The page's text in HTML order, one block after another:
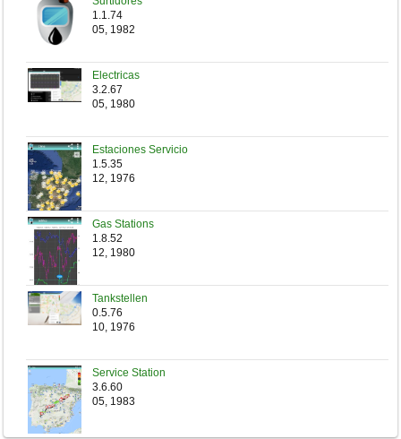
1.1.74
05, 1982
Electricas
3.2.67
05, 1980
Estaciones Servicio
1.5.35
12, 1976
Gas Stations
1.8.52
12, 1980
Tankstellen
0.5.76
10, 1976
Service Station
3.6.60
05, 1983